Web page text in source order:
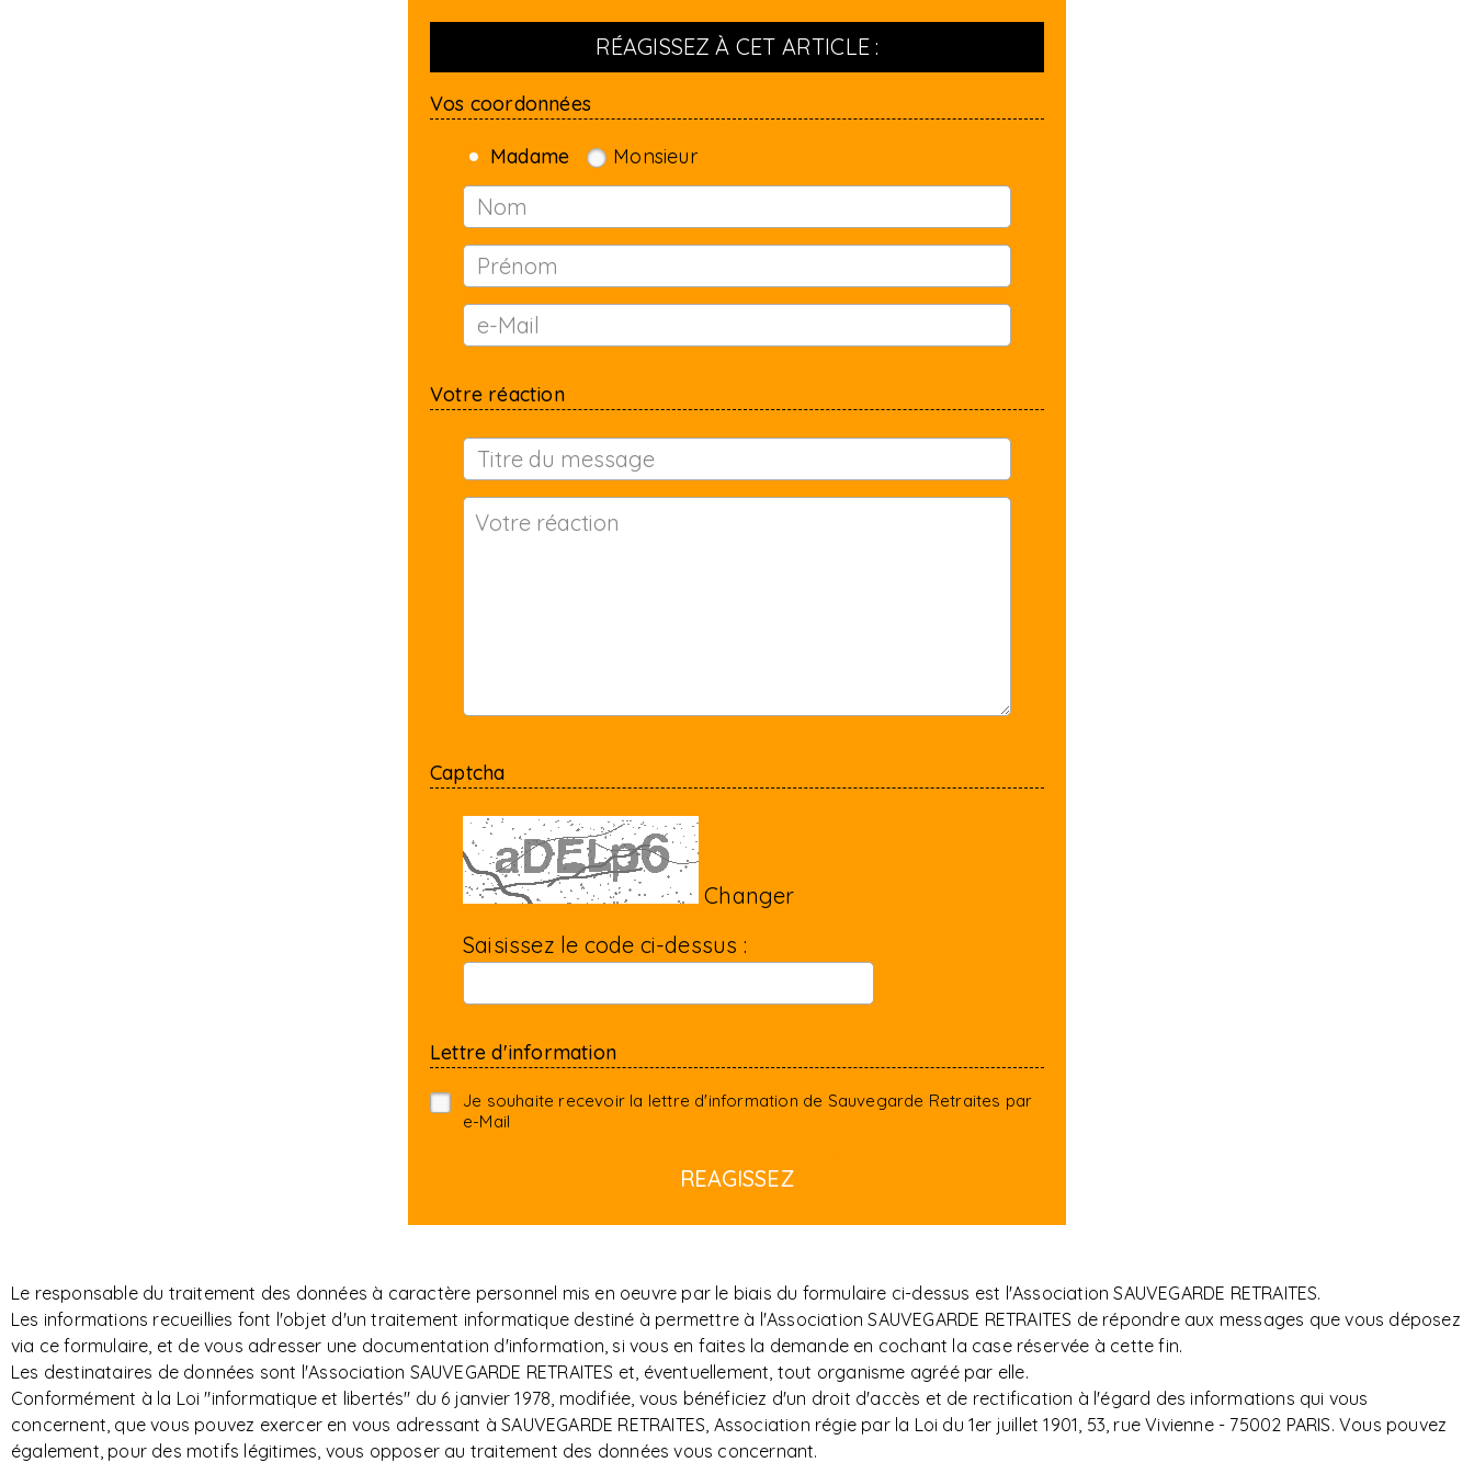
RÉAGISSEZ À CET ARTICLE :
Vos coordonnées
Madame Monsieur
Votre réaction
Captcha
Changer
Saisissez le code ci-dessus :
Lettre d'information
Je souhaite recevoir la lettre d'information de Sauvegarde Retraites par
e-Mail
Le responsable du traitement des données à caractère personnel mis en oeuvre par le biais du formulaire ci-dessus est l'Association SAUVEGARDE RETRAITES.
Les informations recueillies font l'objet d'un traitement informatique destiné à permettre à l'Association SAUVEGARDE RETRAITES de répondre aux messages que vous déposez
via ce formulaire, et de vous adresser une documentation d'information, si vous en faites la demande en cochant la case réservée à cette fin.
Les destinataires de données sont l'Association SAUVEGARDE RETRAITES et, éventuellement, tout organisme agréé par elle.
Conformément à la Loi "informatique et libertés" du 6 janvier 1978, modifiée, vous bénéficiez d'un droit d'accès et de rectification à l'égard des informations qui vous
concernent, que vous pouvez exercer en vous adressant à SAUVEGARDE RETRAITES, Association régie par la Loi du 1er juillet 1901, 53, rue Vivienne - 75002 PARIS. Vous pouvez
également, pour des motifs légitimes, vous opposer au traitement des données vous concernant.